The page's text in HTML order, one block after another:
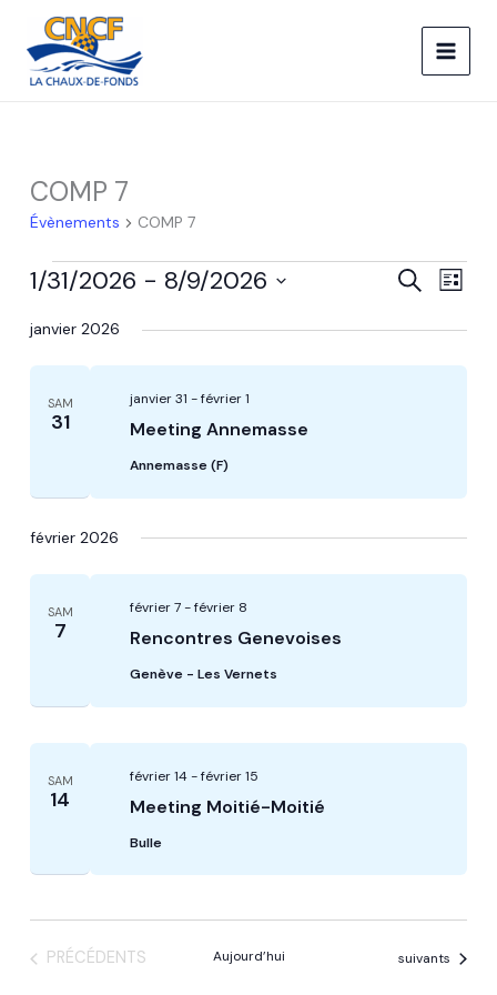
contenu
COMP 7
Évènements COMP 7
Évènements
Recherche
navigation
RECHERCHE
vues
LISTE
1/31/2026 - 8/9/2026
une
janvier 2026
SAM
31 Meeting Annemasse
janvier 31 -février 1
Annemasse (F)
février 2026
SAM
7 Rencontres Genevoises
février 7-février 8
Genève - Les Vernets
SAM
14 Meeting Moitié-Moitié
février 14-février 15
Bulle
ÉVÈNEMENTS
PRÉCÉDENTS Aujourd’hui Évènements
suivants